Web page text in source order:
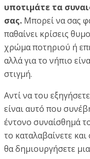
υποτιμάτε τα
σας. Μπορεί να σας
παθαίνει κρίσεις
χρώμα ποτηριού ή
αλλά για το νήπιο
στιγμή.
Αντί να του
είναι αυτό που
έντονο συναίσθημά
το καταλαβαίνετε
θα δημιουργήσετε